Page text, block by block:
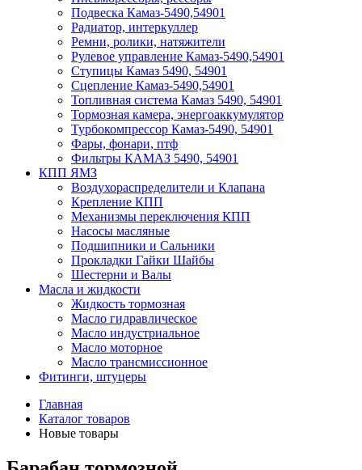
Подвеска Камаз-5490,54901
Радиатор, интеркуллер
Ремни, ролики, натяжители
Рулевое управление Камаз-5490,54901
Ступицы Камаз 5490, 54901
Сцепление Камаз-5490,54901
Топливная система Камаз 5490, 54901
Тормозная камера, энергоаккумулятор
Турбокомпрессор Камаз-5490, 54901
Фары, фонари, птф
Фильтры КАМАЗ 5490, 54901
КПП ЯМЗ
Воздухораспределители и Клапана
Крепление КПП
Механизмы переключения КПП
Насосы масляные
Подшипники и Сальники
Прокладки Гайки Шайбы
Шестерни и Валы
Масла и жидкости
Жидкость тормозная
Масло гидравлическое
Масло индустриальное
Масло моторное
Масло трансмиссионное
Фитинги, штуцеры
Главная
Каталог товаров
Новые товары